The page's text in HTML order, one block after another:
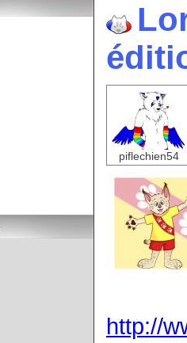
piflechien54
http://